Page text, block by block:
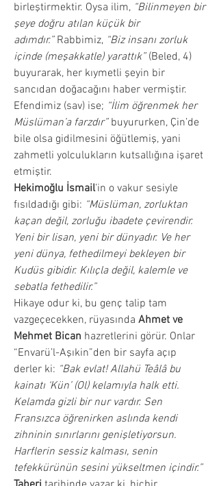
birleştirmektir. Oysa ilim, “Bilinmeyen bir
şeye doğru atılan küçük bir
adımdır.” Rabbimiz, “Biz insanı zorluk
içinde (meşakkatle) yarattık” (Beled, 4)
buyurarak, her kıymetli şeyin bir
sancıdan doğacağını haber vermiştir.
Efendimiz (sav) ise; “İlim öğrenmek her
Müslüman’a farzdır” buyururken, Çin’de
bile olsa gidilmesini öğütlemiş, yani
zahmetli yolculukların kutsallığına işaret
etmiştir.
Hekimoğlu İsmail’in o vakur sesiyle
fısıldadığı gibi: “Müslüman, zorluktan
kaçan değil, zorluğu ibadete çevirendir.
Yeni bir lisan, yeni bir dünyadır. Ve her
yeni dünya, fethedilmeyi bekleyen bir
Kudüs gibidir. Kılıçla değil, kalemle ve
sebatla fethedilir.”
Hikaye odur ki, bu genç talip tam
vazgeçecekken, rüyasında Ahmet ve
Mehmet Bican hazretlerini görür. Onlar
“Envarü’l-Aşıkin”den bir sayfa açıp
derler ki: “Bak evlat! Allahü Teâlâ bu
kainatı ‘Kün’ (Ol) kelamıyla halk etti.
Kelamda gizli bir nur vardır. Sen
Fransızca öğrenirken aslında kendi
zihninin sınırlarını genişletiyorsun.
Harflerin sessiz kalması, senin
tefekkürünün sesini yükseltmen içindir.”